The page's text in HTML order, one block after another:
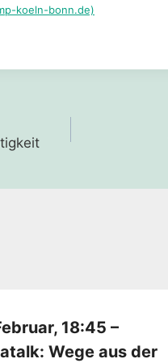
koeln-bonn.de)
18:45 –
Wege aus der